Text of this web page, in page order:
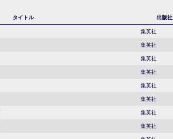
タイトル 出版社
集英社
集英社
集英社
集英社
集英社
集英社
集英社
集英社